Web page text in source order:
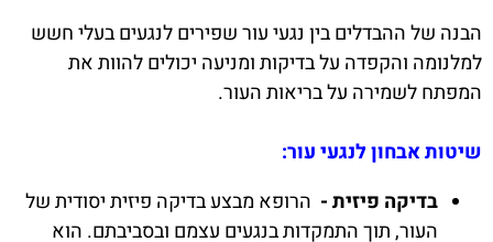
הבנה של ההבדלים בין נגעי עור שפירים לנגעים בעלי חשש
למלנומה והקפדה על בדיקות ומניעה יכולים להוות את
המפתח לשמירה על בריאות העור.
שיטות אבחון לנגעי עור:
בדיקה פיזית - הרופא מבצע בדיקה פיזית יסודית של
העור, תוך התמקדות בנגעים עצמם ובסביבתם. הוא